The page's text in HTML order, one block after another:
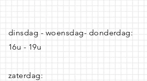
dinsdag - woensdag- donderdag:
16u - 19u
zaterdag: